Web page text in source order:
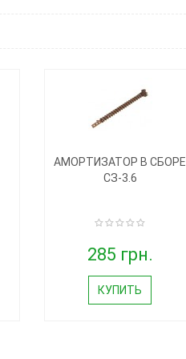
АМОРТИЗАТОР В СБОРЕ
СЗ-3.6
285 грн.
КУПИТЬ